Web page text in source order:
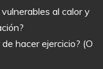
al calor y
hacer ejercicio? (O